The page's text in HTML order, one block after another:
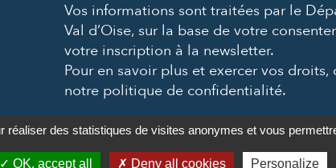
*
Vos informations sont traitées par le
Val d’Oise, sur la base de votre
votre inscription à la newsletter.
Pour en savoir plus et exercer vos droits,
notre politique de confidentialité.
Crédits Partenaires & Mécènes Recrutement
réaliser des statistiques de visites anonymes et vous
OK, accept all
Deny all cookies Personalize